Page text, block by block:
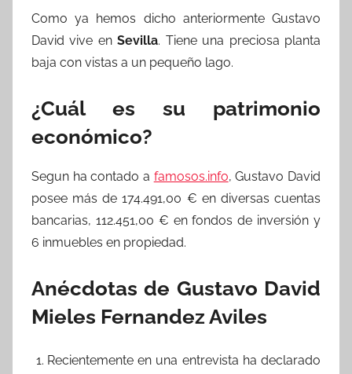
Como ya hemos dicho anteriormente Gustavo
David vive enSevilla. Tiene una preciosa planta
baja con vistas a un pequeño lago.
¿Cuál es su patrimonio
económico?
Segun ha contado a famosos.info, Gustavo David
posee más de 174.491,00 € en diversas cuentas
bancarias, 112.451,00 € en fondos de inversión y
6 inmuebles en propiedad.
Anécdotas de Gustavo David
Mieles Fernandez Aviles
Recientemente en una entrevista ha declarado